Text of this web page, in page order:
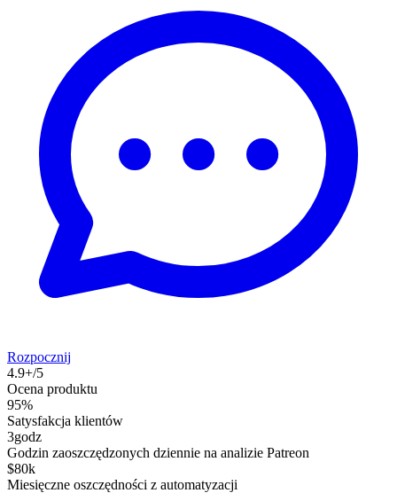
Rozpocznij
4.9+/5
Ocena produktu
95%
Satysfakcja klientów
3godz
Godzin zaoszczędzonych dziennie na analizie Patreon
$80k
Miesięczne oszczędności z automatyzacji